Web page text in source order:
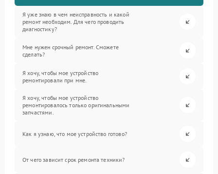
Я уже знаю в чем неисправность и какой
ремонт необходим. Для чего проводить
диагностику?
Мне нужен срочный ремонт. Сможете
сделать?
Я хочу, чтобы мое устройство
ремонтировали при мне.
Я хочу, чтобы мое устройство
ремонтировалось только оригинальными
запчастями.
Как я узнаю, что мое устройство готово?
От чего зависит срок ремонта техники?